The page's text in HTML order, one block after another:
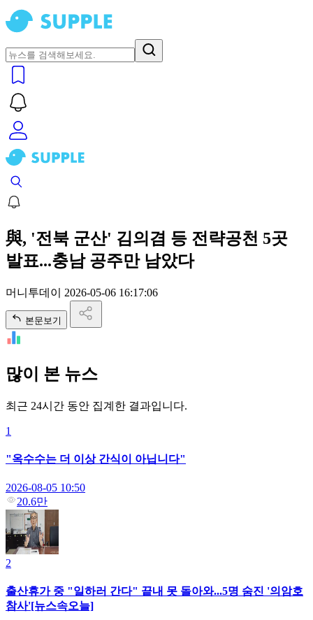
與, '전북 군산' 김의겸 등 전략공천 5곳
발표...충남 공주만 남았다
머니투데이 2026-05-06 16:17:06
본문보기
많이 본 뉴스
최근 24시간 동안 집계한 결과입니다.
1
"옥수수는 더 이상 간식이 아닙니다"
2026-08-05 10:50
20.6만
2
출산휴가 중 "일하러 간다" 끝내 못 돌아와...5명 숨진 '의암호
참사'[뉴스속오늘]